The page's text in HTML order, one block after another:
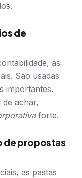
de
as
São usadas
importantes.
de achar,
forte.
de propostas
as pastas